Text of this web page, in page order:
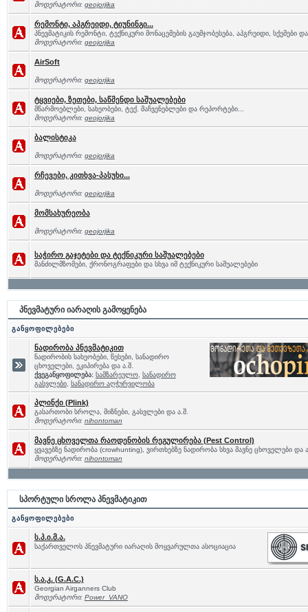
მოდერატორი: geojorjika
რემონტი, აპგრეიდი, ტიუნინგი...
პნევმატიკის რემონტი, ტექნიკური მონაცემების გაუმჯობესება, აპგრეიდი, სქემები
მოდერატორი: geojorjika
AirSoft
მოდერატორი: geojorjika
ტყვიები, ზეთები, საწმენდი საშუალებები
მწარმოებლები, სახეობები, ტექ. მაჩვენებლები და რეპორტები...
მოდერატორი: geojorjika
ბალისტიკა
მოდერატორი: geojorjika
რჩევები, კითხვა-პასუხი...
მოდერატორი: geojorjika
მომსახურეობა
მოდერატორი: geojorjika
საჭირო გაჯეტები და ტექნიკური საშუალებები
მანძილმზომები, ქრონოგრაფები და სხვა იმ ტექნიკური საშუალებები
პნევმატური იარაღის გამოყენება
განყოფილებები
ნადირობა პნევმატიკით
ნადირობის სახეობები, წესები, სანადირო
ცხოველები, ეკიპირება და ა.შ.
ქვეგანყოფილება: სამზარეულო,
სანადირო
გასვლები, სანადირო აღჭურვილობა
პლინქი (Plink)
გასართობი სროლა, მიზნები, გასვლები და ა.შ.
მოდერატორი: nihontoman
მავნე ცხოველთა რაოდენობის რეგულირება (Pest Control)
ყვავებზე ნადირობა (crowhunting), ვირთხებზე ნადირობა სხვა მავნე ცხოველები და
მოდერატორი: nihontoman
სპორტული სროლა პნევმატიკით
განყოფილებები
ს.პ.ი.მ.ა.
საქართველოს პნევმატური იარაღის მოყვარულთა ასოციაცია
ს.ა.კ. (G.A.C.)
Georgian Airganners Club
მოდერატორი: Power_VANO